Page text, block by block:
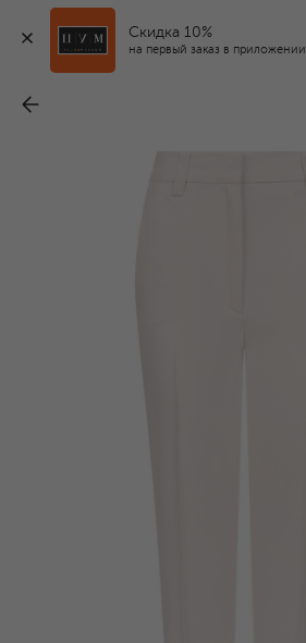
Скидка 10%
на первый заказ в приложении